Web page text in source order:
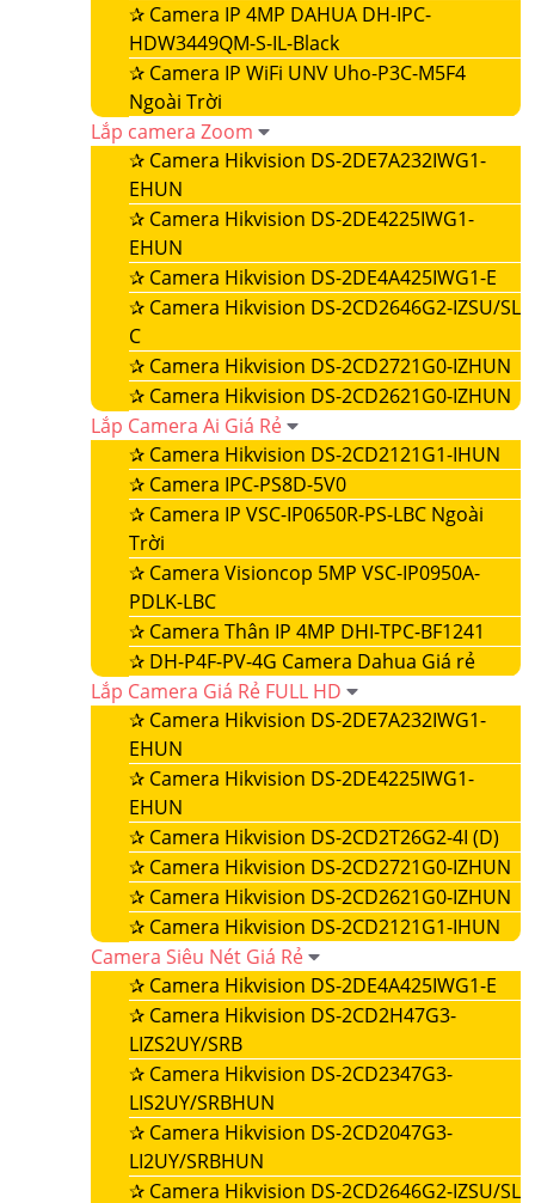
✰ Camera IP 4MP DAHUA DH-IPC-
HDW3449QM-S-IL-Black
✰ Camera IP WiFi UNV Uho-P3C-M5F4
Ngoài Trời
Lắp camera Zoom
✰ Camera Hikvision DS-2DE7A232IWG1-
EHUN
✰ Camera Hikvision DS-2DE4225IWG1-
EHUN
✰ Camera Hikvision DS-2DE4A425IWG1-E
✰ Camera Hikvision DS-2CD2646G2-IZSU/SL
C
✰ Camera Hikvision DS-2CD2721G0-IZHUN
✰ Camera Hikvision DS-2CD2621G0-IZHUN
Lắp Camera Ai Giá Rẻ
✰ Camera Hikvision DS-2CD2121G1-IHUN
✰ Camera IPC-PS8D-5V0
✰ Camera IP VSC-IP0650R-PS-LBC Ngoài
Trời
✰ Camera Visioncop 5MP VSC-IP0950A-
PDLK-LBC
✰ Camera Thân IP 4MP DHI-TPC-BF1241
✰ DH-P4F-PV-4G Camera Dahua Giá rẻ
Lắp Camera Giá Rẻ FULL HD
✰ Camera Hikvision DS-2DE7A232IWG1-
EHUN
✰ Camera Hikvision DS-2DE4225IWG1-
EHUN
✰ Camera Hikvision DS-2CD2T26G2-4I (D)
✰ Camera Hikvision DS-2CD2721G0-IZHUN
✰ Camera Hikvision DS-2CD2621G0-IZHUN
✰ Camera Hikvision DS-2CD2121G1-IHUN
Camera Siêu Nét Giá Rẻ
✰ Camera Hikvision DS-2DE4A425IWG1-E
✰ Camera Hikvision DS-2CD2H47G3-
LIZS2UY/SRB
✰ Camera Hikvision DS-2CD2347G3-
LIS2UY/SRBHUN
✰ Camera Hikvision DS-2CD2047G3-
LI2UY/SRBHUN
✰ Camera Hikvision DS-2CD2646G2-IZSU/SL